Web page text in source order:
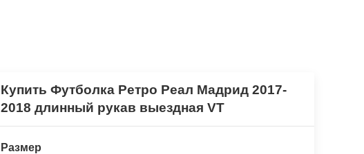
Купить Футболка Ретро Реал Мадрид 2017-
2018 длинный рукав выездная VT
Размер